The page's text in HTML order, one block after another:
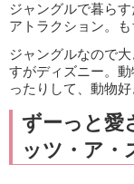
ジャングルで暮ら
アトラクション。も
ジャングルなので
すがディズニー。
ったりして、動物
ずーっと愛
ッツ・ア・